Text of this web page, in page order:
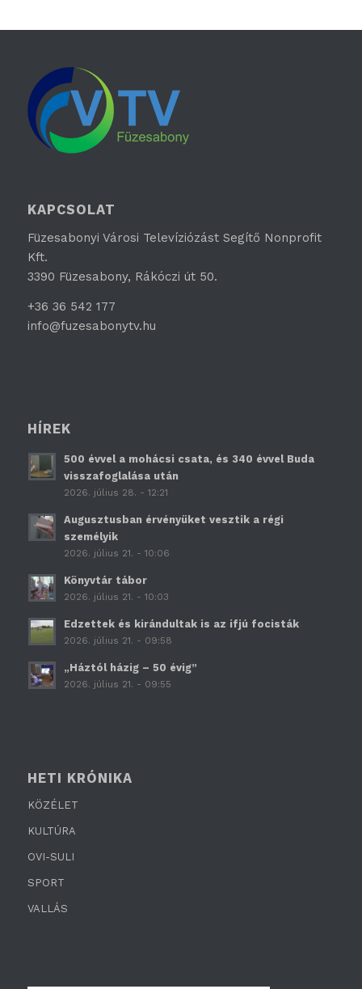
KAPCSOLAT
Füzesabonyi Városi Televíziózást Segítő Nonprofit
Kft.
3390 Füzesabony, Rákóczi út 50.
+36 36 542 177
info@fuzesabonytv.hu
HÍREK
500 évvel a mohácsi csata, és 340 évvel Buda
visszafoglalása után
2026. július 28. - 12:21
Augusztusban érvényüket vesztik a régi
személyik
2026. július 21. - 10:06
Könyvtár tábor
2026. július 21. - 10:03
Edzettek és kirándultak is az ifjú focisták
2026. július 21. - 09:58
„Háztól házig – 50 évig”
2026. július 21. - 09:55
HETI KRÓNIKA
KÖZÉLET
KULTÚRA
OVI-SULI
SPORT
VALLÁS